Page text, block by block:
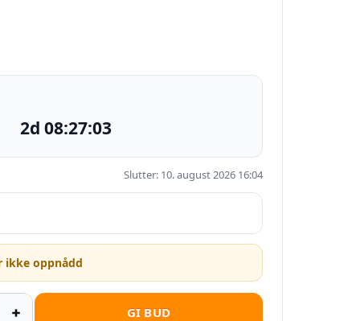
2d 08:27:02
Slutter: 10. august 2026 16:04
ikke oppnådd
GI BUD